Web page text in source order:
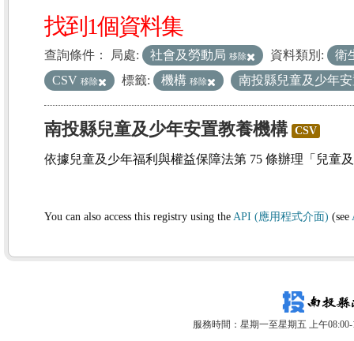
找到1個資料集
查詢條件： 局處: 社會及勞動局 移除 資料類別:
衛
CSV 移除 標籤: 機構 移除 南投縣兒童及少年
南投縣兒童及少年安置教養機構 CSV
依據兒童及少年福利與權益保障法第 75 條辦理「兒童
You can also access this registry using the API (應用程式介面) (see
服務時間：星期一至星期五 上午